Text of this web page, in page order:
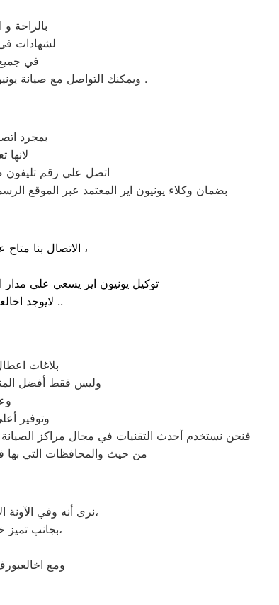
بالراحة
لشهادات
في
ويمكنك التواصل مع صيانة يونيون اير مصر على رقم صيانة يونيون اير لارسال مندوب الصيانة فى موعد أقصاه 24 ساعة فقط من اسالعبورم الاوردر .
بمجرد
اتصل علي رقم تليفون
بضمان وكلاء يونيون اير المعتمد عبر الموقع
الاتصال بنا متاح على الدوام من خلال رقم ضمان صيانة يونيون اير الارضي او بالضغط علي ايقونة الهاتف ثم الاتصال ،
توكيل يونيون اير يسعي على
لايوجد اخالعبورف بين مواعيد العمل بجميع الفروع المتواجد بالمدن والمحافظات نهدف دائماً لراحة عملائنا ..
بلاغات
وليس فقط أفضل
وتوفير
فنحن نستخدم أحدث التقنيات في مجال مراكز
من حيث والمحافظات التي بها
نرى أنه وفي الآونة الأخيرة زادت شهرة صيانة أجهزة يونيون اير المنزلية، لتطورها الكبير وبروز مزاياها بين باقي العلامات الأخرى،
بجانب تميز خدماتها للصيانة وخدمات ما بعد البيع والكثير من أسباب اختيار العميل لها وثقته الكبيرة بها وبما تنتجه،
ومع